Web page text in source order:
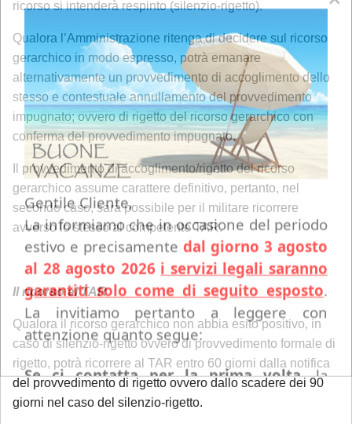
ricorso si intenderà respinto (silenzio-rigetto).
Qualora l’Amministrazione ritenga di decidere sul ricorso
gerarchico in modo espresso, potrà emanare
alternativamente un provvedimento di accoglimento dello
stesso e contestuale annullamento del provvedimento
impugnato; ovvero di rigetto del ricorso gerarchico con
conferma del provvedimento impugnato.
Il provvedimento di accoglimento/rigetto del ricorso
gerarchico assume carattere definitivo, pertanto, nel
secondo caso, sarà possibile per il militare ricorrere
avverso lo stesso al competente TAR.
Il ricorso al TAR
Qualora il ricorso gerarchico non abbia esito positivo, in
caso di silenzio-rigetto ovvero di provvedimento formale di
rigetto, potrà ricorrere al TAR entro 60 giorni dalla notifica
del provvedimento di rigetto ovvero dallo scadere dei 90
giorni nel caso del silenzio-rigetto.
Gentile Cliente,
La informiamo che in occasione del periodo
estivo e precisamente dal giorno 3 agosto
al 28 agosto 2026 i servizi legali saranno
garantiti solo come di seguito esposto
La invitiamo pertanto a leggere con
attenzione quanto segue:
Se ci contatta per la prima volta, la
informiamo che ogni richiesta di
consulenza pervenuta in questo periodo